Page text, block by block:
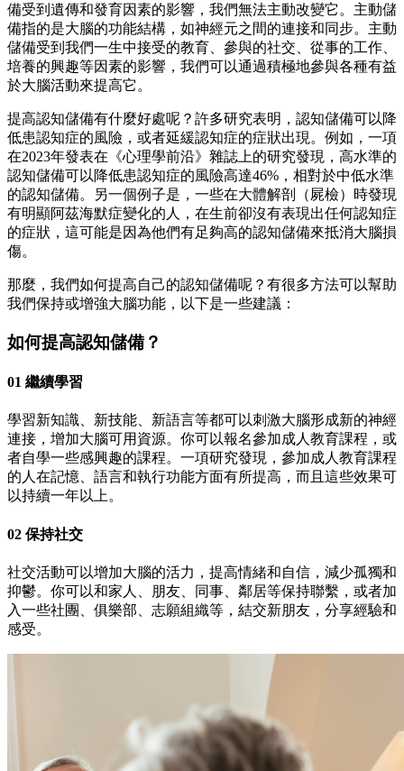
備受到遺傳和發育因素的影響，我們無法主動改變它。主動儲
備指的是大腦的功能結構，如神經元之間的連接和同步。主動
儲備受到我們一生中接受的教育、參與的社交、從事的工作、
培養的興趣等因素的影響，我們可以通過積極地參與各種有益
於大腦活動來提高它。
提高認知儲備有什麼好處呢？許多研究表明，認知儲備可以降
低患認知症的風險，或者延緩認知症的症狀出現。例如，一項
在2023年發表在《心理學前沿》雜誌上的研究發現，高水準的
認知儲備可以降低患認知症的風險高達46%，相對於中低水準
的認知儲備。另一個例子是，一些在大體解剖（屍檢）時發現
有明顯阿茲海默症變化的人，在生前卻沒有表現出任何認知症
的症狀，這可能是因為他們有足夠高的認知儲備來抵消大腦損
傷。
那麼，我們如何提高自己的認知儲備呢？有很多方法可以幫助
我們保持或增強大腦功能，以下是一些建議：
如何提高認知儲備？
01 繼續學習
學習新知識、新技能、新語言等都可以刺激大腦形成新的神經
連接，增加大腦可用資源。你可以報名參加成人教育課程，或
者自學一些感興趣的課程。一項研究發現，參加成人教育課程
的人在記憶、語言和執行功能方面有所提高，而且這些效果可
以持續一年以上。
02 保持社交
社交活動可以增加大腦的活力，提高情緒和自信，減少孤獨和
抑鬱。你可以和家人、朋友、同事、鄰居等保持聯繫，或者加
入一些社團、俱樂部、志願組織等，結交新朋友，分享經驗和
感受。